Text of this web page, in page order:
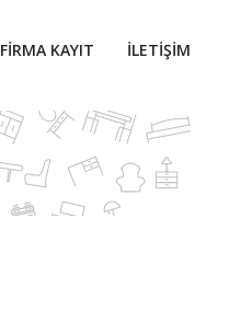
FIRMA KAYIT İLETIŞIM